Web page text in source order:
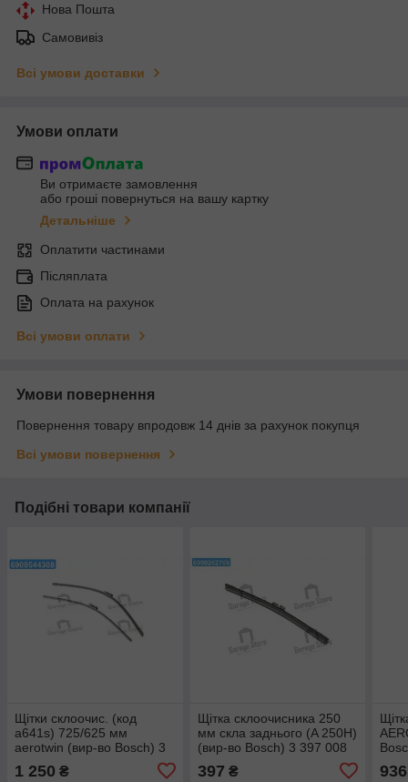
Нова Пошта
Самовивіз
Всі умови доставки
Умови оплати
Ви отримаєте замовлення
або гроші повернуться на вашу картку
Детальніше
Оплатити частинами
Післяплата
Оплата на рахунок
Всі умови оплати
Умови повернення
Повернення товару впродовж 14 днів за рахунок покупця
Всі умови повернення
Подібні товари компанії
Щітки склоочис. (код
a641s) 725/625 мм
aerotwin (вир-во Bosch) 3
1 250 ₴
Щітка склоочисника 250
мм скла заднього (A 250H)
(вир-во Bosch) 3 397 008
397 ₴ 936